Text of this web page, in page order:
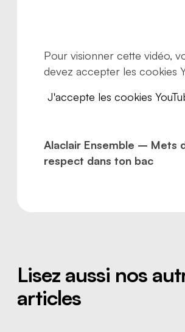
Pour visionner cette vidéo,
devez accepter les cookies
J'accepte les cookies
Alaclair Ensemble – Mets
respect dans ton bac
Lisez aussi nos
articles